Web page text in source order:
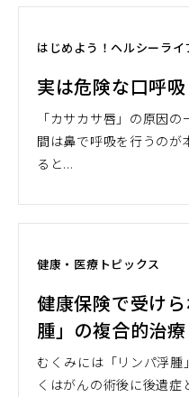
はじめよう！ヘルシーライ
実は危険な口呼吸
「カサカサ唇」の原因
間は鼻で呼吸を行うのが
ると...
健康・医療トピックス
健康保険で受け
腫」の複合的治療
むくみには「リンパ浮腫
くはがんの術後に後遺症